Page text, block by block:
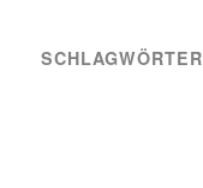
SCHLAGWÖRTER